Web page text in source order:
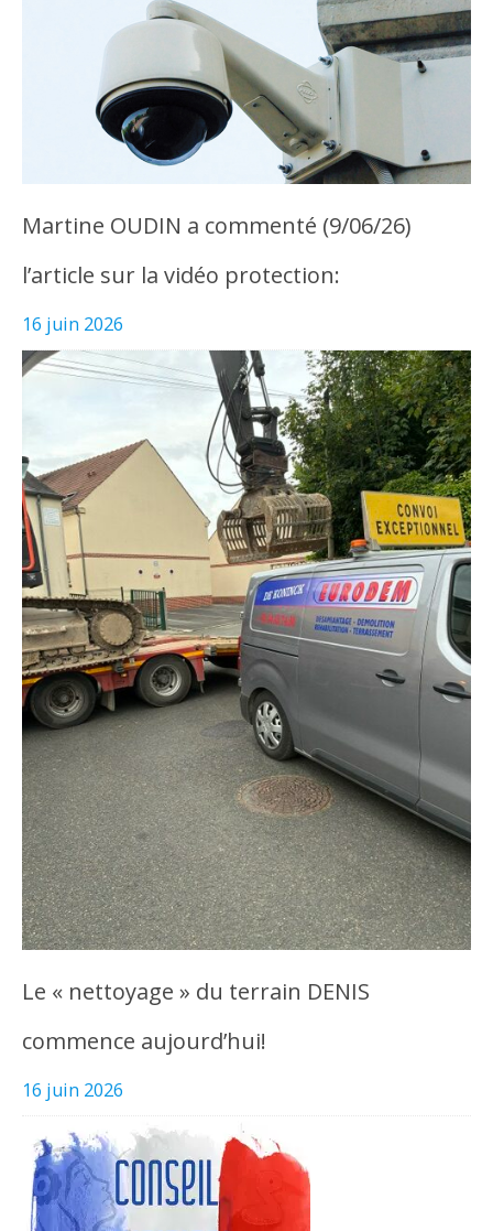
Martine OUDIN a commenté (9/06/26)
l’article sur la vidéo protection:
16 juin 2026
Le « nettoyage » du terrain DENIS
commence aujourd’hui!
16 juin 2026